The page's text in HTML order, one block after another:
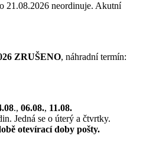
21.08.2026 neordinuje. Akutní
ZRUŠENO, náhradní termín:
., 06.08., 11.08.
Jedná se o úterý a čtvrtky.
otevírací doby pošty.